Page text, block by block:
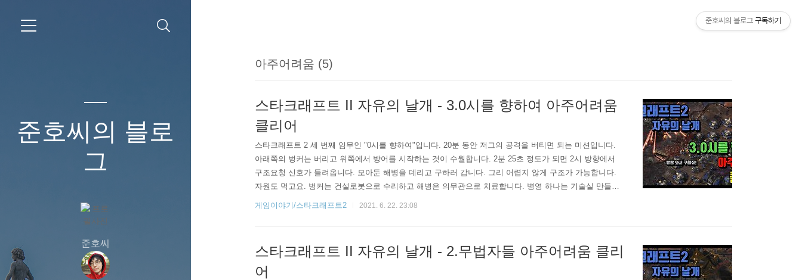
준호씨의 블로
그
준호씨
아주어려움 (5)
스타크래프트 II 자유의 날개 - 3.0시를 향하여 아주어려움
클리어
스타크래프트 2 세 번째 임무인 "0시를 향하여"입니다. 20분 동안 저그의 공격을 버티면 되는 미션입니다.
아래쪽의 벙커는 버리고 위쪽에서 방어를 시작하는 것이 수월합니다. 2분 25초 정도가 되면 2시 방향에서
구조요청 신호가 들려옵니다. 모아둔 해병을 데리고 구하러 갑니다. 그리 어렵지 않게 구조가 가능합니다.
자원도 먹고요. 벙커는 건설로봇으로 수리하고 해병은 의무관으로 치료합니다. 병영 하나는 기술실 만들어
서 의무관을 만들 수 있도록 하고 병영 하나는 반응로를 만들어서 해병을 빨리 뽑을 수 있도록 합니다. 5분 5
게임이야기/스타크래프트2 2021. 6. 22. 23:08
스타크래프트 II 자유의 날개 - 2.무법자들 아주어려움 클리
어
준호씨의 블로그 구독하기